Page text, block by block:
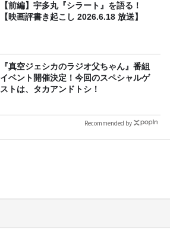
【前編】宇多丸『シラート』を語る！
【映画評書き起こし 2026.6.18 放送】
『真空ジェシカのラジオ父ちゃん』番組
イベント開催決定！今回のスペシャルゲ
ストは、タカアンドトシ！
Recommended by